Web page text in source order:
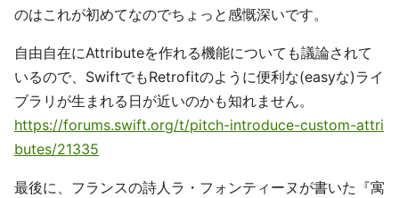
のはこれが初めてなのでちょっと感慨深いです。
自由自在にAttributeを作れる機能についても議論されて
いるので、SwiftでもRetrofitのように便利な(easyな)ライ
ブラリが生まれる日が近いのかも知れません。
https://forums.swift.org/t/pitch-introduce-custom-attri
butes/21335
最後に、フランスの詩人ラ・フォンティーヌが書いた『寓